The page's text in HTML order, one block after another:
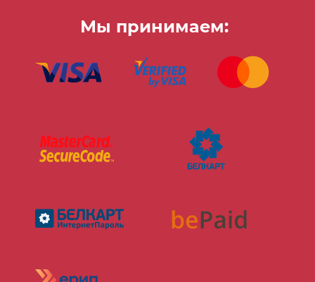
Мы принимаем: